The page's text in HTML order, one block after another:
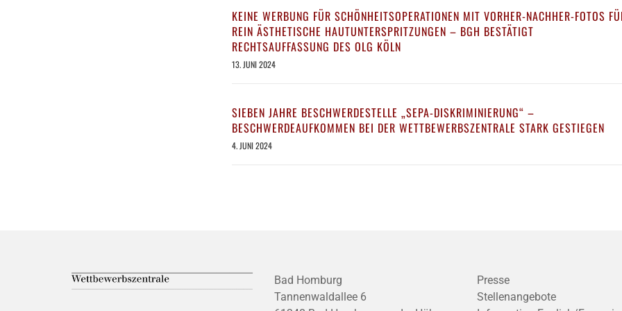
KEINE WERBUNG FÜR SCHÖNHEITSOPERATIONEN MIT VORHER-NACHHER-FOTOS
REIN ÄSTHETISCHE HAUTUNTERSPRITZUNGEN – BGH BESTÄTIGT
RECHTSAUFFASSUNG DES OLG KÖLN
13. JUNI 2024
SIEBEN JAHRE BESCHWERDESTELLE „SEPA-DISKRIMINIERUNG“ –
BESCHWERDEAUFKOMMEN BEI DER WETTBEWERBSZENTRALE STARK GESTIEGEN
4. JUNI 2024
Bad Homburg
Tannenwaldallee 6
Presse
Stellenangebote